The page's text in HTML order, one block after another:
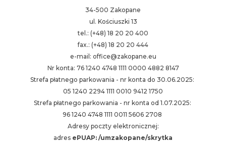
34-500 Zakopane
ul. Kościuszki 13
tel.: (+48) 18 20 20 400
fax.: (+48) 18 20 20 444
e-mail: office@zakopane.eu
Nr konta: 76 1240 4748 1111 0000 4882 8147
Strefa płatnego parkowania - nr konta do 30.06.2025:
05 1240 2294 1111 0010 9412 1750
Strefa płatnego parkowania - nr konta od 1.07.2025:
96 1240 4748 1111 0011 5606 2708
Adresy poczty elektronicznej:
adres ePUAP: /umzakopane/skrytka